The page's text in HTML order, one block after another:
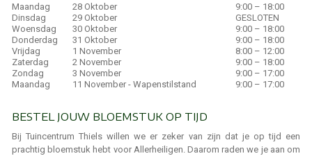
Maandag 28 Oktober
9:00 – 18:00
Dinsdag
29 Oktober
GESLOTEN
Woensdag
30 Oktober
9:00 – 18:00
Donderdag
31 Oktober
9:00 – 18:00
Vrijdag
1 November
8:00 – 12:00
Zaterdag
2 November
9:00 – 18:00
Zondag
3 November
9:00 – 17:00
Maandag
11 November - Wapenstilstand 9:00 – 17:00
BESTEL JOUW BLOEMSTUK OP TIJD
Bij Tuincentrum Thiels willen we er zeker van zijn dat je op tijd een
prachtig bloemstuk hebt voor Allerheiligen. Daarom raden we je aan om